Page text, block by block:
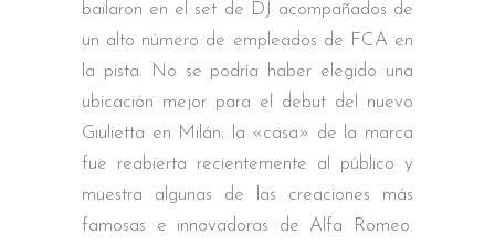
bailaron en el set de DJ acompañados de
un alto número de empleados de FCA en
la pista. No se podría haber elegido una
ubicación mejor para el debut del nuevo
Giulietta en Milán: la «casa» de la marca
fue reabierta recientemente al público y
muestra algunas de las creaciones más
famosas e innovadoras de Alfa Romeo.